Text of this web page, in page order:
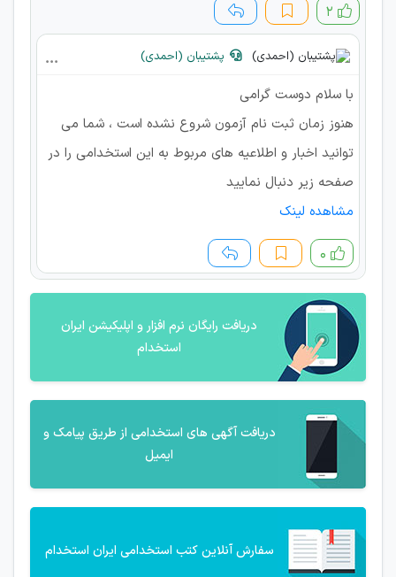
۲
پشتیبان (احمدی)
با سلام دوست گرامی
هنوز زمان ثبت نام آزمون شروع نشده است ، شما می
توانید اخبار و اطلاعیه های مربوط به این استخدامی را در
صفحه زیر دنبال نمایید
مشاهده لینک
۰
دریافت رایگان نرم افزار و اپلیکیشن ایران
استخدام
دریافت آگهی های استخدامی از طریق پیامک و
ایمیل
سفارش آنلاین کتب استخدامی ایران استخدام